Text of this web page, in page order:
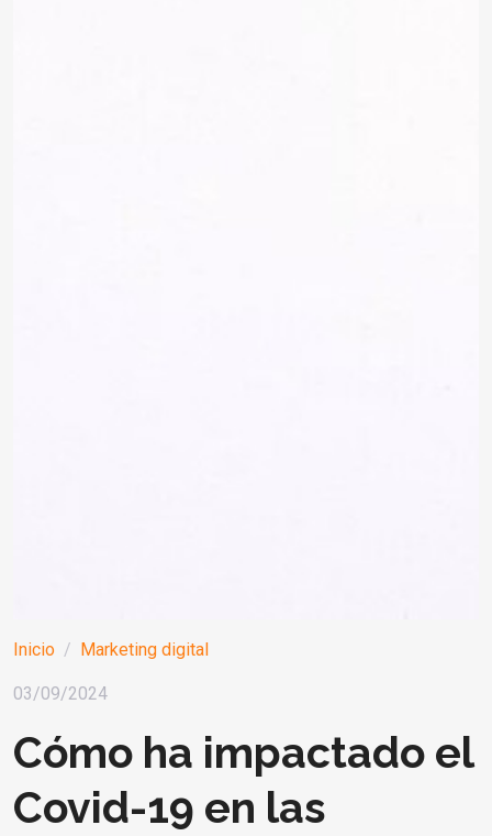
Inicio Marketing digital
03/09/2024
Cómo ha impactado el
Covid-19 en las